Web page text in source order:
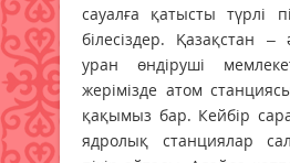
сауалға қатысты түрлі
білесіздер. Қазақстан –
уран өндіруші
жерімізде атом
қақымыз бар. Кейбір
ядролық станциялар